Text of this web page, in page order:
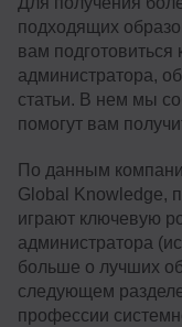
подходящих
вам подготовиться
администратора,
статьи. В нем мы
помогут вам
По данным
Global Knowledge,
играют ключевую
администратора
больше о лучших
следующем разделе
профессии